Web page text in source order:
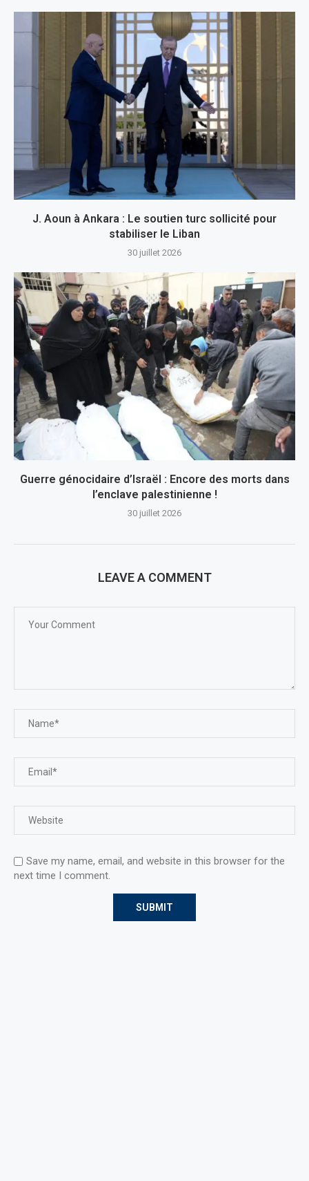
J. Aoun à Ankara : Le soutien turc sollicité pour
stabiliser le Liban
30 juillet 2026
Guerre génocidaire d’Israël : Encore des morts dans
l’enclave palestinienne !
30 juillet 2026
LEAVE A COMMENT
Save my name, email, and website in this browser for the
next time I comment.